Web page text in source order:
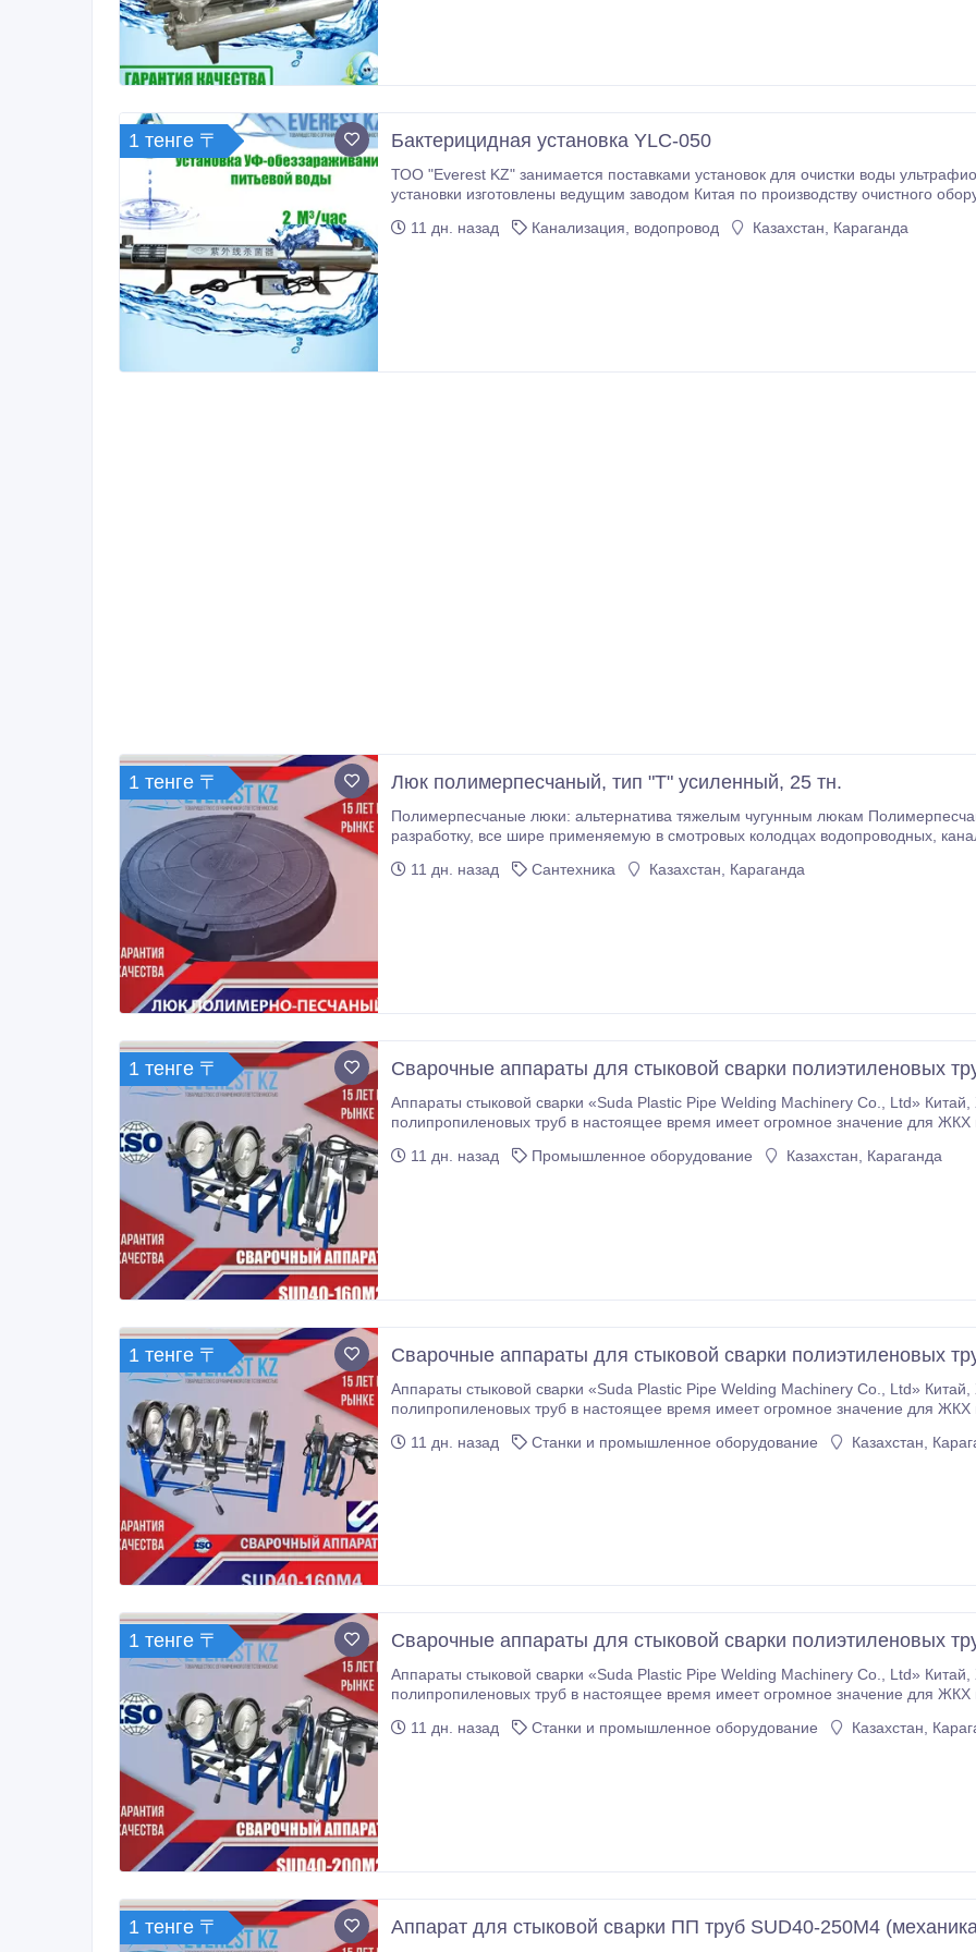
1 тенге 〒 Бактерицидная установка YLC-050
ТОО "Everest KZ" занимается поставками установок для очистки воды ультрафиолетом по ценам ниже рыночных. Наши
установки изготовлены ведущим заводом Китая по производству очистного
хозяйственно-питьевого назначения, сточных вод.
11 дн. назад Канализация, водопровод Казахстан, Караганда
1 тенге 〒 Люк полимерпесчаный, тип "Т" усиленный, 25 тн.
Полимерпесчаные люки: альтернатива тяжелым чугунным люкам Полимерпесчаные люки представляют собой новейшую
разработку, все шире применяемую в смотровых колодцах водопроводных, канализационных, тепловых и телефонных сетей в
смеси путем горячего прессования, чаще всего
11 дн. назад Сантехника Казахстан, Караганда
1 тенге 〒 Сварочные аппараты для стыковой сварки полиэтиленовых
Аппараты стыковой сварки «Suda Plastic Pipe Welding Machinery Co., Ltd» Китай, Ханчжоу Стыковая сварка полиэтиленовых и
полипропиленовых труб в настоящее время имеет огромное значение для ЖКХ
материала.
11 дн. назад Промышленное оборудование Казахстан, Караганда
1 тенге 〒 Сварочные аппараты для стыковой сварки полиэтиленовых
Аппараты стыковой сварки «Suda Plastic Pipe Welding Machinery Co., Ltd» Китай, Ханчжоу Стыковая сварка полиэтиленовых и
полипропиленовых труб в настоящее время имеет огромное значение для ЖКХ
материала.
11 дн. назад Станки и промышленное оборудование Казахстан,
1 тенге 〒 Сварочные аппараты для стыковой сварки полиэтиленовых
Аппараты стыковой сварки «Suda Plastic Pipe Welding Machinery Co., Ltd» Китай, Ханчжоу Стыковая сварка полиэтиленовых и
полипропиленовых труб в настоящее время имеет огромное значение для ЖКХ
материала.
11 дн. назад Станки и промышленное оборудование Казахстан,
1 тенге 〒 Аппарат для стыковой сварки ПП труб SUD40-250М4